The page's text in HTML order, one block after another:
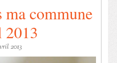
ma commune
2013